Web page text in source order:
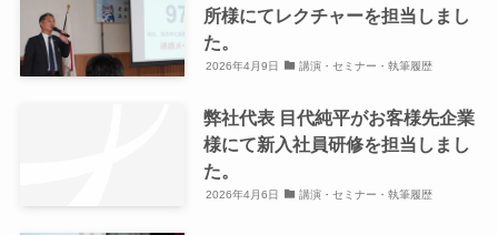
所様にてレクチャーを担当しまし
た。
2026年4月9日 講演・セミナー・執筆履歴
弊社代表 目代純平がお客様先企業
様にて新入社員研修を担当しまし
た。
2026年4月6日 講演・セミナー・執筆履歴